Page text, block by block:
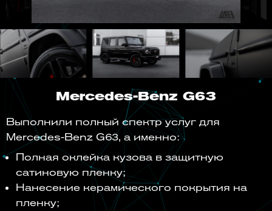
Mercedes-Benz G63
Выполнили полный спектр услуг для
Mercedes-Benz G63, а именно:
Полная оклейка кузова в защитную
сатиновую пленку;
Нанесение керамического покрытия на
пленку;